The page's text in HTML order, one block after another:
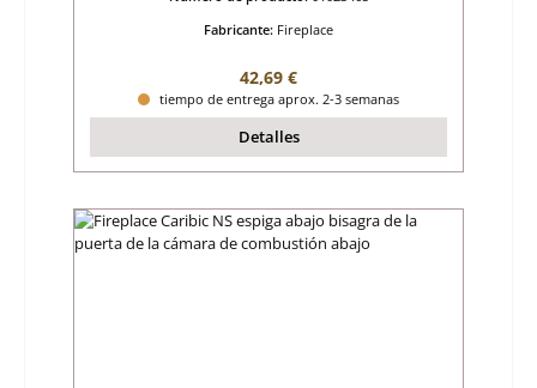
Fabricante: Fireplace
Precio normal:
42,69 €
tiempo de entrega aprox. 2-3 semanas
Detalles